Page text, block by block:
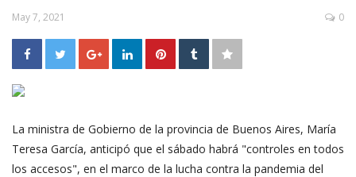
May 7, 2021 0
La ministra de Gobierno de la provincia de Buenos Aires, María
Teresa García, anticipó que el sábado habrá "controles en todos
los accesos", en el marco de la lucha contra la pandemia del